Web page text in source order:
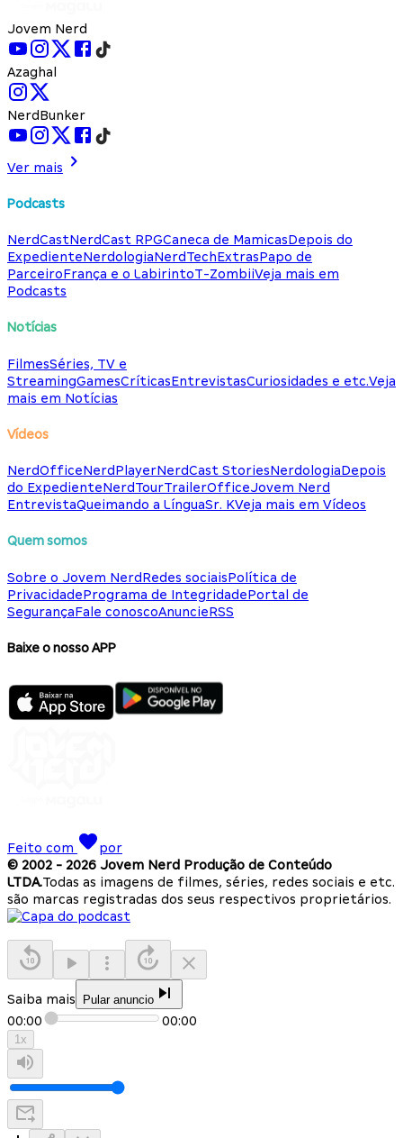
Jovem Nerd
Azaghal
NerdBunker
Ver mais
Podcasts
NerdCastNerdCast RPGCaneca de MamicasDepois do
ExpedienteNerdologiaNerdTechExtrasPapo de
ParceiroFrança e o LabirintoT-ZombiiVeja mais em
Podcasts
Notícias
FilmesSéries, TV e
StreamingGamesCríticasEntrevistasCuriosidades e etc.Veja
mais em Notícias
Vídeos
NerdOfficeNerdPlayerNerdCast StoriesNerdologiaDepois
do ExpedienteNerdTourTrailerOfficeJovem Nerd
EntrevistaQueimando a LínguaSr. KVeja mais em Vídeos
Quem somos
Sobre o Jovem NerdRedes sociaisPolítica de
PrivacidadePrograma de IntegridadePortal de
SegurançaFale conoscoAnuncieRSS
Baixe o nosso APP
Feito com
por
© 2002 - 2026 Jovem Nerd Produção de Conteúdo
LTDA.Todas as imagens de filmes, séries, redes sociais e etc.
são marcas registradas dos seus respectivos proprietários.
Saiba mais Pular anuncio
00:00 00:00
1x